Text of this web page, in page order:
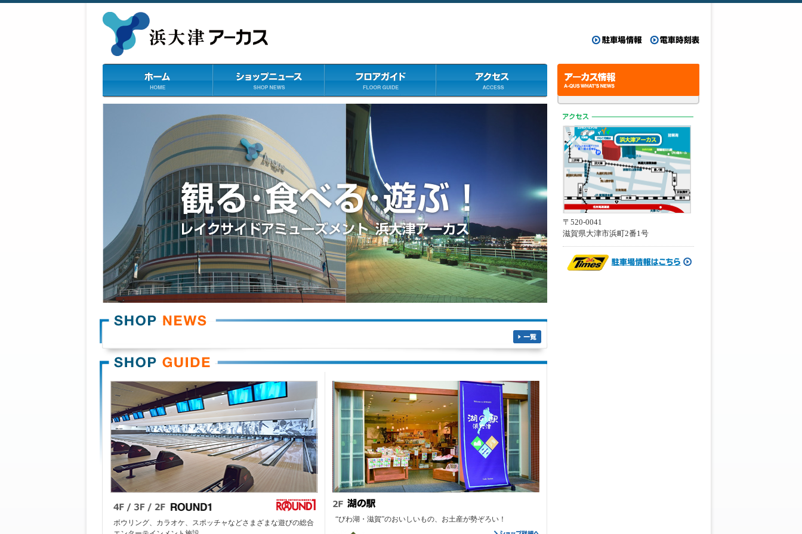
浜大津アーカス
ホーム ショップニュース フロアガイド アクセス
一覧
ボウリング、カラオケ、スポッチャなどさまざまな遊びの総合
“びわ湖・滋賀”のおいしいもの、お土産が勢ぞろい！
アーカス情報
〒520-0041
滋賀県大津市浜町2番1号